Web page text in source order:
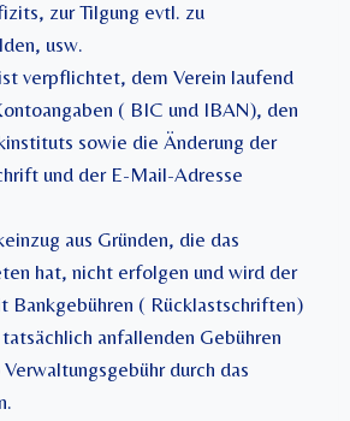
zur Tilgung evtl. zu
usw.
verpflichtet, dem Verein laufend
( BIC und IBAN), den
sowie die Änderung der
und der E-Mail-Adresse
aus Gründen, die das
hat, nicht erfolgen und wird der
Bankgebühren ( Rücklastschriften)
anfallenden Gebühren
durch das